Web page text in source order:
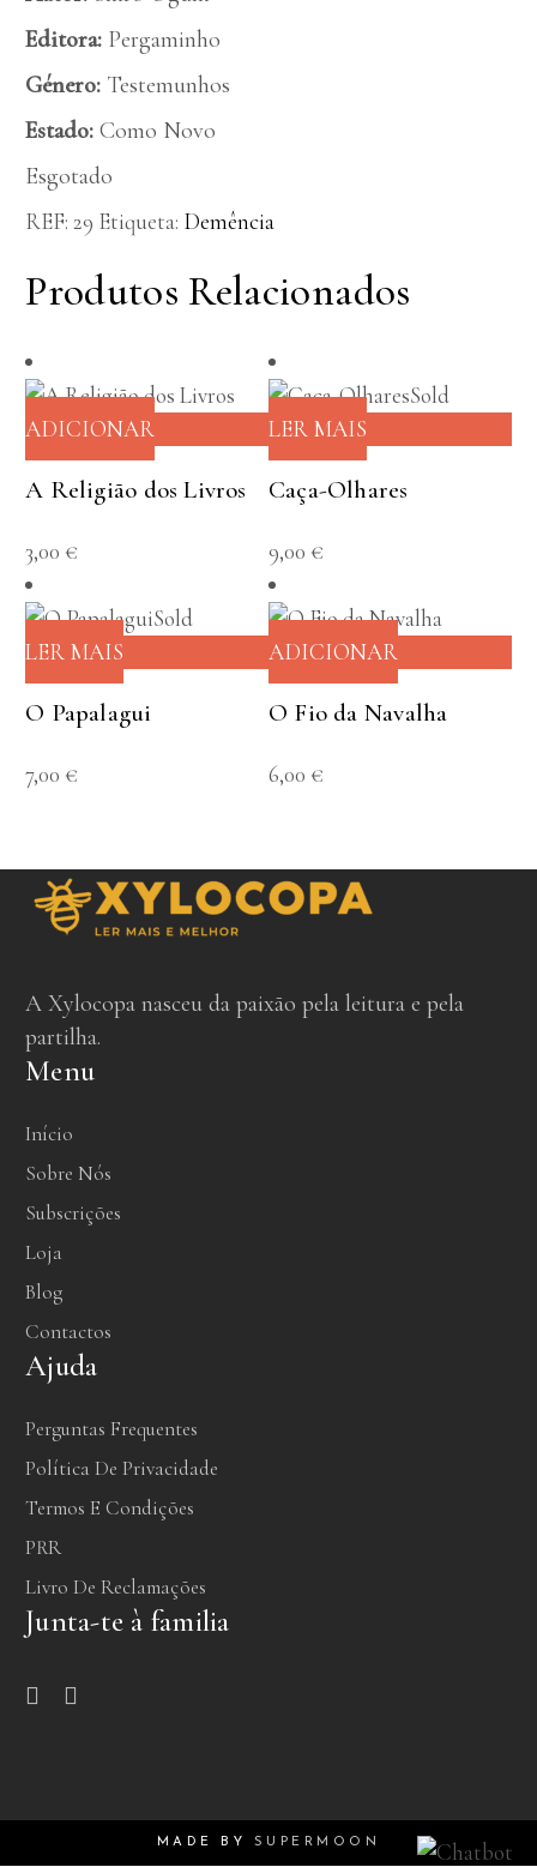
Editora: Pergaminho
Género: Testemunhos
Estado: Como Novo
Esgotado
REF:29 Etiqueta: Demência
Produtos Relacionados
ADICIONAR
A Religião dos Livros
3,00 €
Sold
LER MAIS
Caça-Olhares
9,00 €
Sold
LER MAIS
O Papalagui
7,00 €
ADICIONAR
O Fio da Navalha
6,00 €
A Xylocopa nasceu da paixão pela leitura e pela
partilha.
Menu
Início
Sobre Nós
Subscrições
Loja
Blog
Contactos
Ajuda
Perguntas Frequentes
Política De Privacidade
Termos E Condições
PRR
Livro De Reclamações
Junta-te à familia
MADE BY SUPERMOON